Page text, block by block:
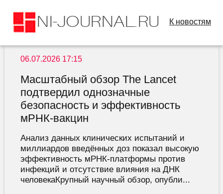
К новостям
06.07.2026 17:15
Масштабный обзор The Lancet
подтвердил однозначные
безопасность и эффективность
мРНК-вакцин
Анализ данных клинических испытаний и
миллиардов введённых доз показал высокую
эффективность мРНК-платформы против
инфекций и отсутствие влияния на ДНК
человекаКрупный научный обзор, опубли...